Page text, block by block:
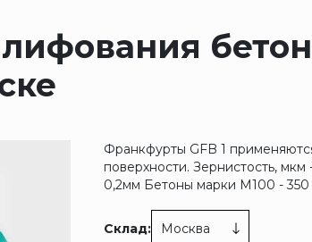
Франкфурты GFB 1
поверхности. Зернистость, мкм
0,2мм Бетоны марки М100 - 350
Склад: Москва